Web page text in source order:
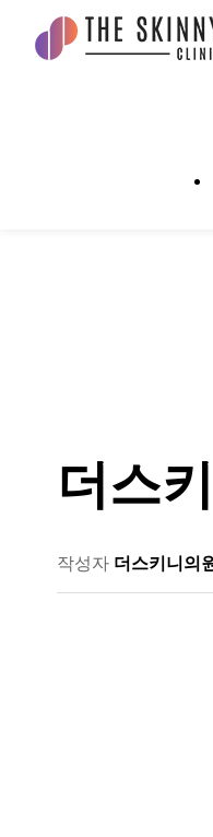
더스키니 1
더스
작성자 더스키니의